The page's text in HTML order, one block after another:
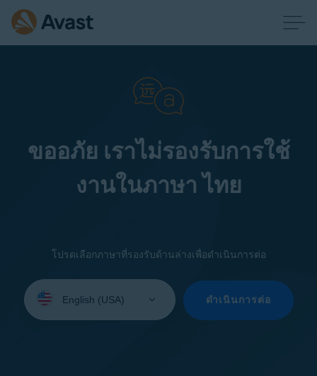
ขออภัย เราไม่รองรับการใช้
งานในภาษา ไทย
โปรดเลือกภาษาที่รองรับด้านล่างเพื่อดำเนินการต่อ
your
ดำเนินการต่อ